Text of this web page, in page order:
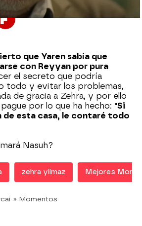
Flipboard
que Yaren sabía que
con Reyyan por pura
el secreto que podría
todo y evitar los problemas,
de gracia a Zehra, y por ello
por lo que ha hecho: "Si
de esta casa, le contaré todo
Nasuh?
zehra yilmaz Mejores
» Momentos